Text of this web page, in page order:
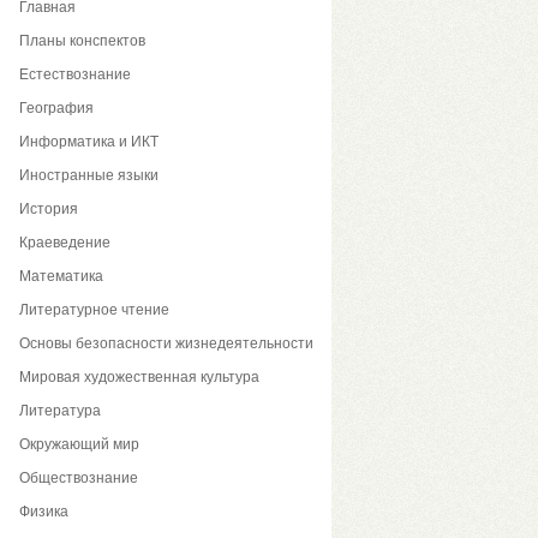
Главная
Планы конспектов
Естествознание
География
Информатика и ИКТ
Иностранные языки
История
Краеведение
Математика
Литературное чтение
Основы безопасности жизнедеятельности
Мировая художественная культура
Литература
Окружающий мир
Обществознание
Физика